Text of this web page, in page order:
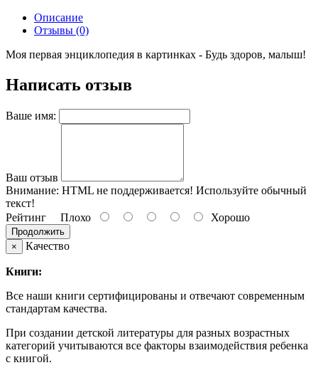
Описание
Отзывы (0)
Моя первая энциклопедия в картинках - Будь здоров, малыш!
Написать отзыв
Ваше имя:
Ваш отзыв
Внимание: HTML не поддерживается! Используйте обычный
текст!
Рейтинг Плохо Хорошо
Продолжить
×
Качество
Книги:
Все наши книги сертифицированы и отвечают современным
стандартам качества.
При создании детской литературы для разных возрастных
категорий учитываются все факторы взаимодействия ребенка
с книгой.